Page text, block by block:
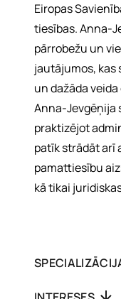
Eiropas
tiesības. Anna-
pārrobežu un
jautājumos, kas
un dažāda
Anna-Jevgēņija
praktizējot
patīk strādāt arī
pamattiesību
kā tikai